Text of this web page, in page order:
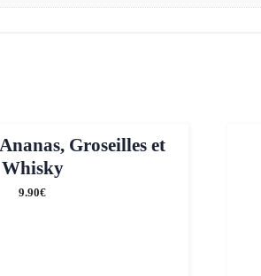
Groseilles et
Whisky
9.90€